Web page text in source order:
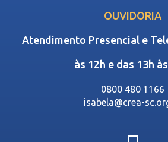
OUVIDORIA
Atendimento Presencial e
às 12h e das 13h
0800 480 1166
isabela@crea-